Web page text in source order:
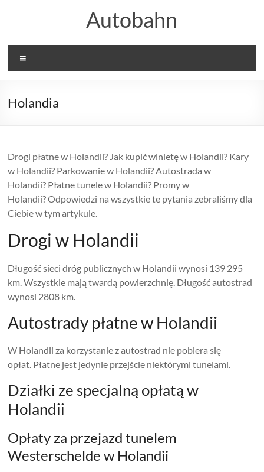
Autobahn
Holandia
Drogi płatne w Holandii? Jak kupić winietę w Holandii? Kary
w Holandii? Parkowanie w Holandii? Autostrada w
Holandii? Płatne tunele w Holandii? Promy w
Holandii? Odpowiedzi na wszystkie te pytania zebraliśmy dla
Ciebie w tym artykule.
Drogi w Holandii
Długość sieci dróg publicznych w Holandii wynosi 139 295
km. Wszystkie mają twardą powierzchnię. Długość autostrad
wynosi 2808 km.
Autostrady płatne w Holandii
W Holandii za korzystanie z autostrad nie pobiera się
opłat. Płatne jest jedynie przejście niektórymi tunelami.
Działki ze specjalną opłatą w
Holandii
Opłaty za przejazd tunelem
Westerschelde w Holandii